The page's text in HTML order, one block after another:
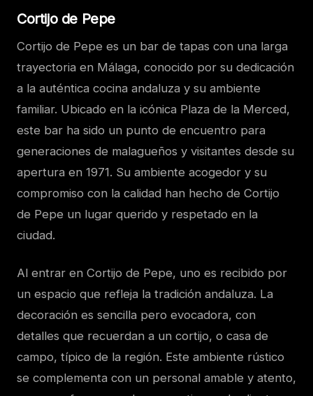
Cortijo de Pepe
Cortijo de Pepe es un bar de tapas con una larga
trayectoria en Málaga, conocido por su dedicación
a la auténtica cocina andaluza y su ambiente
familiar. Ubicado en la icónica Plaza de la Merced,
este bar ha sido un punto de encuentro para
generaciones de malagueños y visitantes desde su
apertura en 1971. Su ambiente acogedor y su
compromiso con la calidad han hecho de Cortijo
de Pepe un lugar querido y respetado en la
ciudad.
Al entrar en Cortijo de Pepe, uno es recibido por
un espacio que refleja la tradición andaluza. La
decoración es sencilla pero evocadora, con
detalles que recuerdan a un cortijo, o casa de
campo, típico de la región. Este ambiente rústico
se complementa con un personal amable y atento,